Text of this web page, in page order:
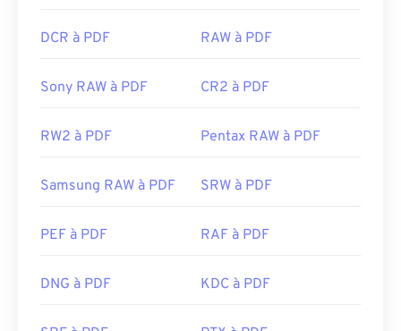
DCR à PDF RAW à PDF
Sony RAW à PDF CR2 à PDF
RW2 à PDF Pentax RAW à PDF
Samsung RAW à PDF SRW à PDF
PEF à PDF RAF à PDF
DNG à PDF KDC à PDF